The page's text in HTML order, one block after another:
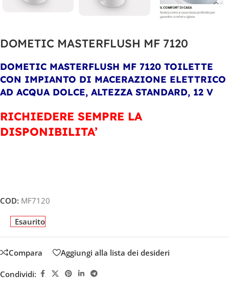
DOMETIC MASTERFLUSH MF 7120
DOMETIC MASTERFLUSH MF 7120 TOILETTE
CON IMPIANTO DI MACERAZIONE ELETTRICO
AD ACQUA DOLCE, ALTEZZA STANDARD, 12 V
RICHIEDERE SEMPRE LA
DISPONIBILITA’
COD: MF7120
Esaurito
Compara Aggiungi alla lista dei desideri
Condividi: